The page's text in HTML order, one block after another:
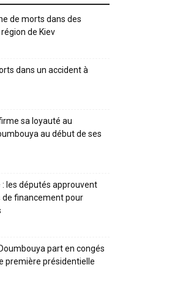
de morts dans des
de Kiev
dans un accident à
sa loyauté au
au début de ses
les députés approuvent
de financement pour
part en congés
première présidentielle